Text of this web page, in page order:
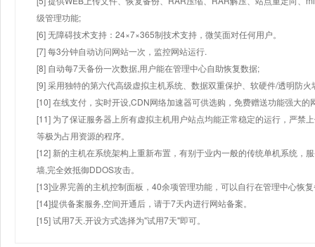
级管理功能;
[6] 无障碍技术支持：24×7×365制技术支持，微笑面对任何用户。
[7] 每3分钟自动访问网站一次，监控网站运行.
[8] 自动每7天备份一次数据,用户能在管理中心自助恢复数据;
[9] 采用独特的第六代高级虚拟主机系统、数据双重保护、软硬件/透明防火
[10] 在线支付，实时开设,CDN网络加速器可供选购，免费赠送功能强大
[11] 为了保证服务器上所有虚拟主机用户站点均能正常稳定的运行，严禁
等极为占用资源的程序。
[12] 新的主机在系统架构上重新布置，有别于业内一般的传统单机系统，
墙,完全效抵御DDOS攻击。
[13]业界完善的主机控制面板，40余项管理功能，可以自行在管理中心恢
[14]提供备案服务,空间开通后，请于7天内进行网站备案。
[15] 试用7天.开设方式选择为"试用7天"即可。